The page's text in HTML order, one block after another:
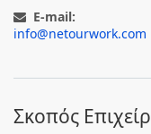
E-mail:
info@netourwork.com
Σκοπός